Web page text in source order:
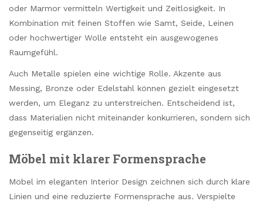
oder Marmor vermitteln Wertigkeit und Zeitlosigkeit. In
Kombination mit feinen Stoffen wie Samt, Seide, Leinen
oder hochwertiger Wolle entsteht ein ausgewogenes
Raumgefühl.
Auch Metalle spielen eine wichtige Rolle. Akzente aus
Messing, Bronze oder Edelstahl können gezielt eingesetzt
werden, um Eleganz zu unterstreichen. Entscheidend ist,
dass Materialien nicht miteinander konkurrieren, sondern sich
gegenseitig ergänzen.
Möbel mit klarer Formensprache
Möbel im eleganten Interior Design zeichnen sich durch klare
Linien und eine reduzierte Formensprache aus. Verspielte